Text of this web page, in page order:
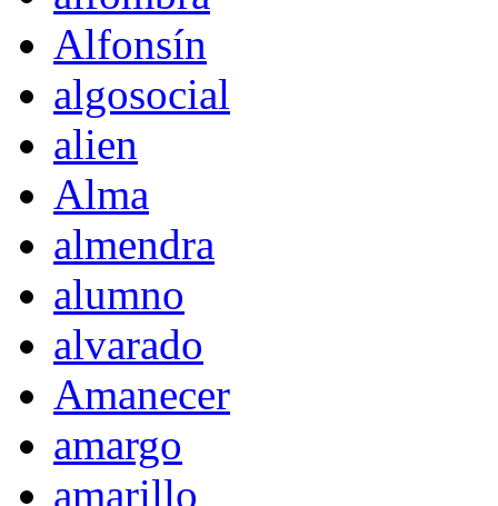
Alfonsín
algosocial
alien
Alma
almendra
alumno
alvarado
Amanecer
amargo
amarillo